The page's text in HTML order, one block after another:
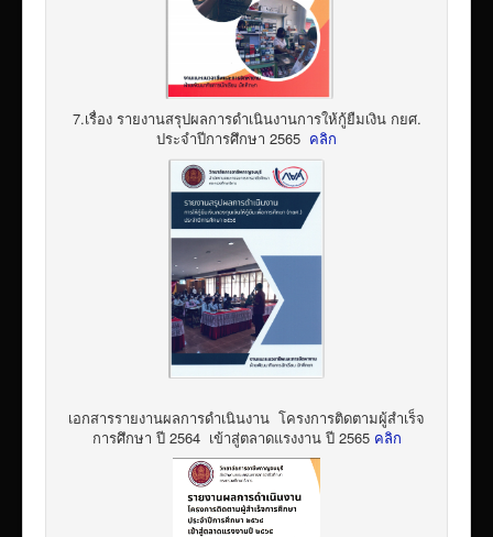
7.เรื่อง รายงานสรุปผลการดำเนินงานการให้กู้ยืมเงิน กยศ.
ประจำปีการศึกษา 2565 คลิก
เอกสารรายงานผลการดำเนินงาน โครงการติดตามผู้สำเร็จ
การศึกษา ปี 2564 เข้าสู่ตลาดแรงงาน ปี 2565 คลิก